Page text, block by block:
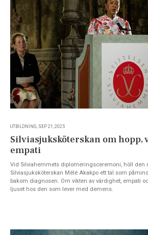
UTBILDNING, SEP 21, 2025
Silviasjuksköterskan om hopp,
empati
Vid Silviahemmets diplomeringsceremoni, höll den
Silviasjuksköterskan Mélé Akakpo ett tal som
bakom diagnosen. Om vikten av värdighet, empati
ljuset hos den som lever med demens.